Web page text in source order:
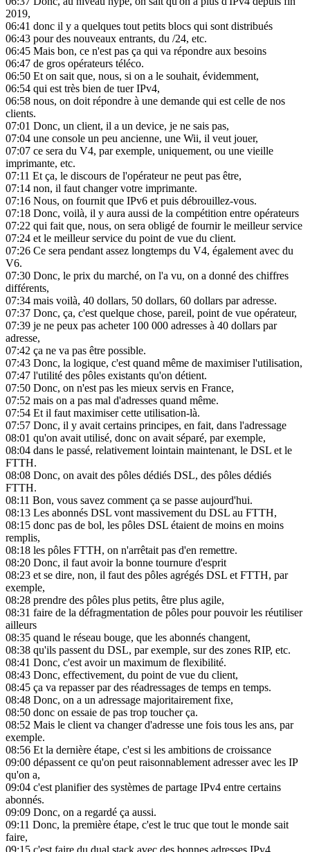
2019,
06:41 donc il y a quelques tout petits blocs qui sont distribués
06:43 pour des nouveaux entrants, du /24, etc.
06:45 Mais bon, ce n'est pas ça qui va répondre aux besoins
06:47 de gros opérateurs téléco.
06:50 Et on sait que, nous, si on a le souhait, évidemment,
06:54 qui est très bien de tuer IPv4,
06:58 nous, on doit répondre à une demande qui est celle de nos
clients.
07:01 Donc, un client, il a un device, je ne sais pas,
07:04 une console un peu ancienne, une Wii, il veut jouer,
07:07 ce sera du V4, par exemple, uniquement, ou une vieille
imprimante, etc.
07:11 Et ça, le discours de l'opérateur ne peut pas être,
07:14 non, il faut changer votre imprimante.
07:16 Nous, on fournit que IPv6 et puis débrouillez-vous.
07:18 Donc, voilà, il y aura aussi de la compétition entre opérateurs
07:22 qui fait que, nous, on sera obligé de fournir le meilleur service
07:24 et le meilleur service du point de vue du client.
07:26 Ce sera pendant assez longtemps du V4, également avec du
V6.
07:30 Donc, le prix du marché, on l'a vu, on a donné des chiffres
différents,
07:34 mais voilà, 40 dollars, 50 dollars, 60 dollars par adresse.
07:37 Donc, ça, c'est quelque chose, pareil, point de vue opérateur,
07:39 je ne peux pas acheter 100 000 adresses à 40 dollars par
adresse,
07:42 ça ne va pas être possible.
07:43 Donc, la logique, c'est quand même de maximiser l'utilisation,
07:47 l'utilité des pôles existants qu'on détient.
07:50 Donc, on n'est pas les mieux servis en France,
07:52 mais on a pas mal d'adresses quand même.
07:54 Et il faut maximiser cette utilisation-là.
07:57 Donc, il y avait certains principes, en fait, dans l'adressage
08:01 qu'on avait utilisé, donc on avait séparé, par exemple,
08:04 dans le passé, relativement lointain maintenant, le DSL et le
FTTH.
08:08 Donc, on avait des pôles dédiés DSL, des pôles dédiés
FTTH.
08:11 Bon, vous savez comment ça se passe aujourd'hui.
08:13 Les abonnés DSL vont massivement du DSL au FTTH,
08:15 donc pas de bol, les pôles DSL étaient de moins en moins
remplis,
08:18 les pôles FTTH, on n'arrêtait pas d'en remettre.
08:20 Donc, il faut avoir la bonne tournure d'esprit
08:23 et se dire, non, il faut des pôles agrégés DSL et FTTH, par
exemple,
08:28 prendre des pôles plus petits, être plus agile,
08:31 faire de la défragmentation de pôles pour pouvoir les réutiliser
ailleurs
08:35 quand le réseau bouge, que les abonnés changent,
08:38 qu'ils passent du DSL, par exemple, sur des zones RIP, etc.
08:41 Donc, c'est avoir un maximum de flexibilité.
08:43 Donc, effectivement, du point de vue du client,
08:45 ça va repasser par des réadressages de temps en temps.
08:48 Donc, on a un adressage majoritairement fixe,
08:50 donc on essaie de pas trop toucher ça.
08:52 Mais le client va changer d'adresse une fois tous les ans, par
exemple.
08:56 Et la dernière étape, c'est si les ambitions de croissance
09:00 dépassent ce qu'on peut raisonnablement adresser avec les IP
qu'on a,
09:04 c'est planifier des systèmes de partage IPv4 entre certains
abonnés.
09:09 Donc, on a regardé ça aussi.
09:11 Donc, la première étape, c'est le truc que tout le monde sait
faire,